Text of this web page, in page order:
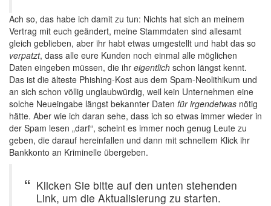
Ach so, das habe ich damit zu tun: Nichts hat sich an meinem
Vertrag mit euch geändert, meine Stammdaten sind allesamt
gleich geblieben, aber ihr habt etwas umgestellt und habt das so
verpatzt, dass alle eure Kunden noch einmal alle möglichen
Daten eingeben müssen, die ihr eigentlich schon längst kennt.
Das ist die älteste Phishing-Kost aus dem Spam-Neolithikum und
an sich schon völlig unglaubwürdig, weil kein Unternehmen eine
solche Neueingabe längst bekannter Daten für irgendetwas nötig
hätte. Aber wie ich daran sehe, dass ich so etwas immer wieder in
der Spam lesen „darf“, scheint es immer noch genug Leute zu
geben, die darauf hereinfallen und dann mit schnellem Klick ihr
Bankkonto an Kriminelle übergeben.
Klicken Sie bitte auf den unten stehenden
Link, um die Aktualisierung zu starten.